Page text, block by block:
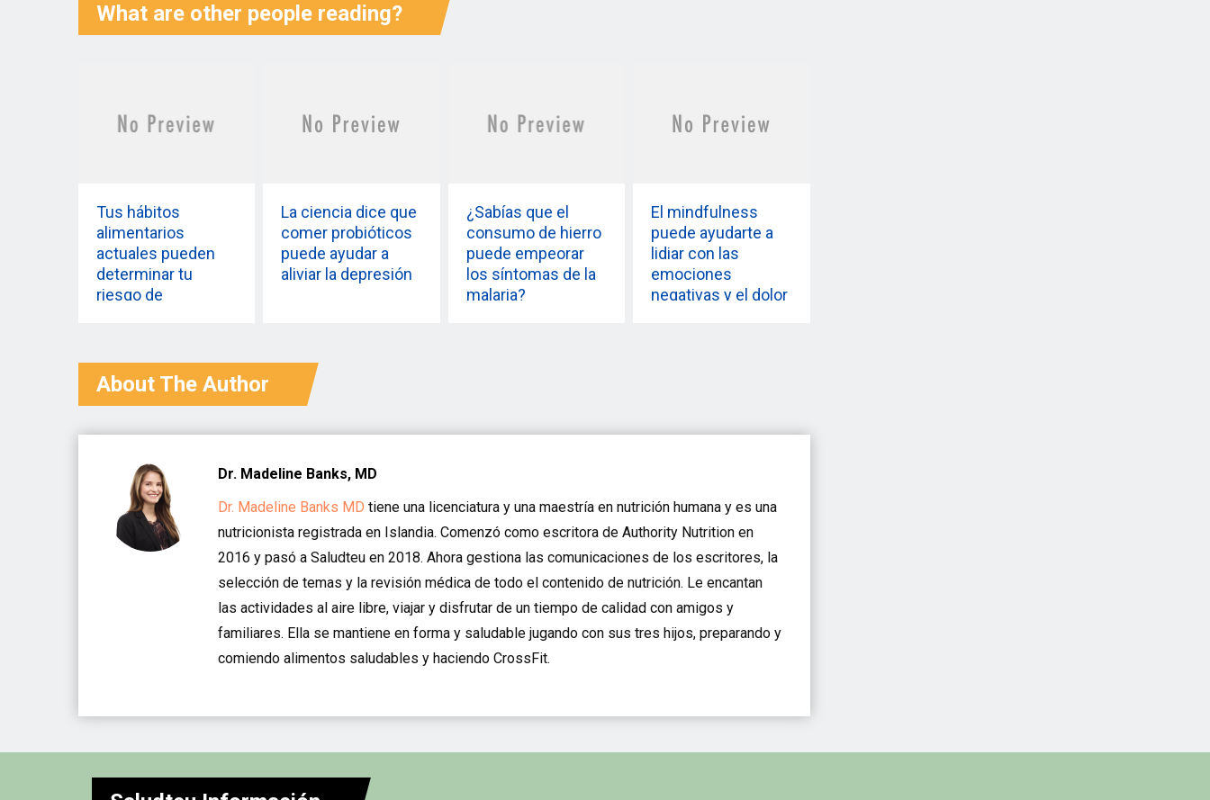
What are other people reading?
Tus hábitos
alimentarios
actuales pueden
determinar tu
riesgo de
La ciencia dice que
comer probióticos
puede ayudar a
aliviar la depresión
¿Sabías que el
consumo de hierro
puede empeorar
los síntomas de la
malaria?
El mindfulness
puede ayudarte a
lidiar con las
emociones
negativas y el dolor
About The Author
Dr. Madeline Banks, MD
Dr. Madeline Banks MD tiene una licenciatura y una maestría en nutrición humana y es una
nutricionista registrada en Islandia. Comenzó como escritora de Authority Nutrition en
2016 y pasó a Saludteu en 2018. Ahora gestiona las comunicaciones de los escritores, la
selección de temas y la revisión médica de todo el contenido de nutrición. Le encantan
las actividades al aire libre, viajar y disfrutar de un tiempo de calidad con amigos y
familiares. Ella se mantiene en forma y saludable jugando con sus tres hijos, preparando y
comiendo alimentos saludables y haciendo CrossFit.